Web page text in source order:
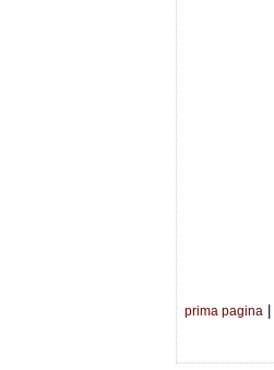
prima pagina